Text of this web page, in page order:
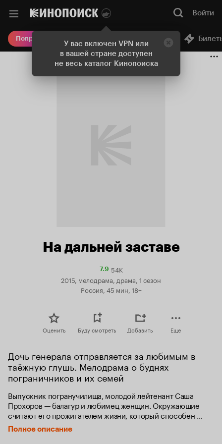
У вас включен VPN или
в вашей стране доступен
не весь каталог Кинопоиска
Войти
Попробовать Плюс Онлайн-кинотеатр
На дальней заставе
7.9Рейтинг
Кинопоиска
54K
2015, мелодрама, драма, 1 сезон
Россия, 45 мин, 18+
Оценить Буду смотреть Добавить Еще
Дочь генерала отправляется за любимым в
таёжную глушь. Мелодрама о буднях
пограничников и их семей
Выпускник погранучилища, молодой лейтенант Саша
Прохоров — балагур и любимец женщин. Окружающие
считают его прожигателем жизни, который способен
только на легкомысленные поступки. Однако те,
кто хорошо знаком с Сашей, знают, что на самом деле
Полное описание